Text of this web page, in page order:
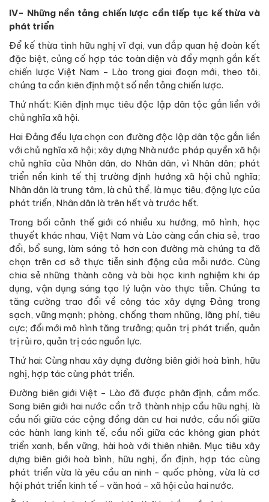
IV- Những nền tảng chiến lược cần tiếp tục kế thừa và
phát triển
Để kế thừa tình hữu nghị vĩ đại, vun đắp quan hệ đoàn kết
đặc biệt, củng cố hợp tác toàn diện và đẩy mạnh gắn kết
chiến lược Việt Nam - Lào trong giai đoạn mới, theo tôi,
chúng ta cần kiên định một số nền tảng chiến lược.
Thứ nhất: Kiên định mục tiêu độc lập dân tộc gắn liền với
chủ nghĩa xã hội.
Hai Đảng đều lựa chọn con đường độc lập dân tộc gắn liền
với chủ nghĩa xã hội; xây dựng Nhà nước pháp quyền xã hội
chủ nghĩa của Nhân dân, do Nhân dân, vì Nhân dân; phát
triển nền kinh tế thị trường định hướng xã hội chủ nghĩa;
Nhân dân là trung tâm, là chủ thể, là mục tiêu, động lực của
phát triển, Nhân dân là trên hết và trước hết.
Trong bối cảnh thế giới có nhiều xu hướng, mô hình, học
thuyết khác nhau, Việt Nam và Lào càng cần chia sẻ, trao
đổi, bổ sung, làm sáng tỏ hơn con đường mà chúng ta đã
chọn trên cơ sở thực tiễn sinh động của mỗi nước. Cùng
chia sẻ những thành công và bài học kinh nghiệm khi áp
dụng, vận dụng sáng tạo lý luận vào thực tiễn. Chúng ta
tăng cường trao đổi về công tác xây dựng Đảng trong
sạch, vững mạnh; phòng, chống tham nhũng, lãng phí, tiêu
cực; đổi mới mô hình tăng trưởng; quản trị phát triển, quản
trị rủi ro, quản trị các nguồn lực.
Thứ hai: Cùng nhau xây dựng đường biên giới hoà bình, hữu
nghị, hợp tác cùng phát triển.
Đường biên giới Việt - Lào đã được phân định, cắm mốc.
Song biên giới hai nước cần trở thành nhịp cầu hữu nghị, là
cầu nối giữa các cộng đồng dân cư hai nước, cầu nối giữa
các hành lang kinh tế, cầu nối giữa các không gian phát
triển xanh, bền vững, hài hoà với thiên nhiên. Mục tiêu xây
dựng biên giới hoà bình, hữu nghị, ổn định, hợp tác cùng
phát triển vừa là yêu cầu an ninh - quốc phòng, vừa là cơ
hội phát triển kinh tế - văn hoá - xã hội của hai nước.